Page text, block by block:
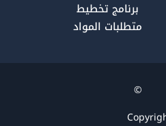
برنامج تخطيط
متطلبات المواد
©